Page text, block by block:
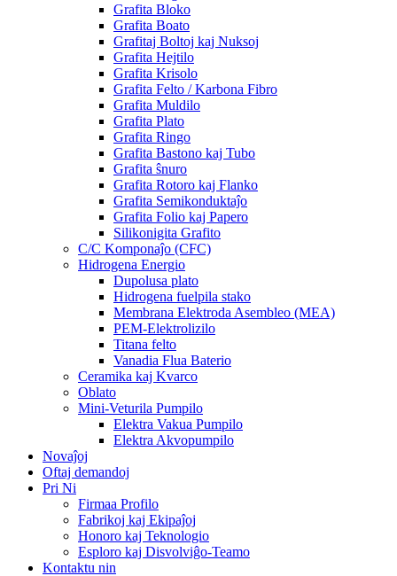
Grafita Bloko
Grafita Boato
Grafitaj Boltoj kaj Nuksoj
Grafita Hejtilo
Grafita Krisolo
Grafita Felto / Karbona Fibro
Grafita Muldilo
Grafita Plato
Grafita Ringo
Grafita Bastono kaj Tubo
Grafita ŝnuro
Grafita Rotoro kaj Flanko
Grafita Semikonduktaĵo
Grafita Folio kaj Papero
Silikonigita Grafito
C/C Komponaĵo (CFC)
Hidrogena Energio
Dupolusa plato
Hidrogena fuelpila stako
Membrana Elektroda Asembleo (MEA)
PEM-Elektrolizilo
Titana felto
Vanadia Flua Baterio
Ceramika kaj Kvarco
Oblato
Mini-Veturila Pumpilo
Elektra Vakua Pumpilo
Elektra Akvopumpilo
Novaĵoj
Oftaj demandoj
Pri Ni
Firmaa Profilo
Fabrikoj kaj Ekipaĵoj
Honoro kaj Teknologio
Esploro kaj Disvolviĝo-Teamo
Kontaktu nin